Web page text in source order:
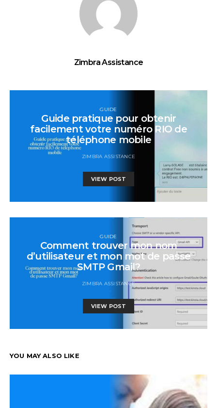
Zimbra Assistance
GUIDE
Guide pratique pour obtenir
facilement votre numéro RIO de
téléphone mobile
ZIMBRA ASSISTANCE
VIEW POST
GUIDE
Comment trouver mon nom
d’utilisateur et mon mot de passe
SMTP Gmail?
ZIMBRA ASSISTANCE
VIEW POST
YOU MAY ALSO LIKE